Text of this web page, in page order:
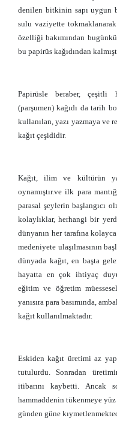
denilen bitkinin sapı uygun
sulu vaziyette
özelliği bakımından
bu papirüs kağıdından
Papirüsle beraber, çeşitli
(parşumen) kağıdı da tarih
kullanılan, yazı yazmaya ve
kağıt çeşididir.
Kağıt, ilim ve kültürün
oynamıştır.ve ilk para
parasal şeylerin başlangıcı
kolaylıklar, herhangi bir
dünyanın her tarafına
medeniyete ulaşılmasının
dünyada kağıt, en başta
hayatta en çok ihtiyaç
eğitim ve öğretim
yanısıra para basımında,
kağıt kullanılmaktadır.
Eskiden kağıt üretimi az
tutulurdu. Sonradan
itibarını kaybetti. Ancak
hammaddenin tükenmeye
günden güne